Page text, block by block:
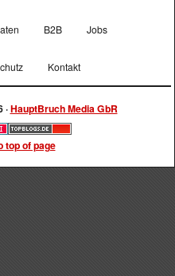
B2B Jobs
Kontakt
·HauptBruch Media GbR
top of page